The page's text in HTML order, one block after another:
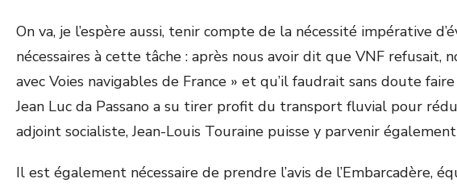
On va, je l’espère aussi, tenir compte de la nécessité impérative
nécessaires à cette tâche : après nous avoir dit que VNF refusait,
avec Voies navigables de France » et qu’il faudrait sans doute
Jean Luc da Passano a su tirer profit du transport fluvial pour
adjoint socialiste, Jean-Louis Touraine puisse y parvenir
Il est également nécessaire de prendre l’avis de l’Embarcadère,